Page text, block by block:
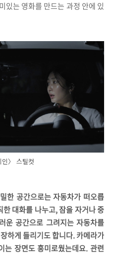
있는 영화를 만드는 과정 안에 있
〉 스틸컷
한 공간으로는 자동차가 떠오릅
대화를 나누고, 잠을 자거나 중
운 공간으로 그려지는 자동차를
하게 들리기도 합니다. 카메라가
는 장면도 흥미로웠는데요. 관련